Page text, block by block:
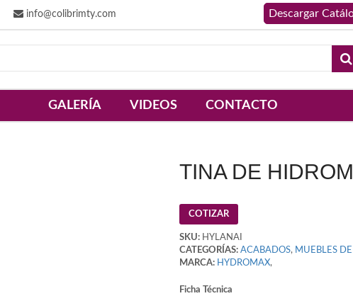
info@colibrimty.com
GALERÍA VIDEOS CONTACTO
TINA DE
COTIZAR
SKU:HYLANAI
CATEGORÍAS: ACABADOS, MUEBLES
MARCA: HYDROMAX,
Ficha Técnica